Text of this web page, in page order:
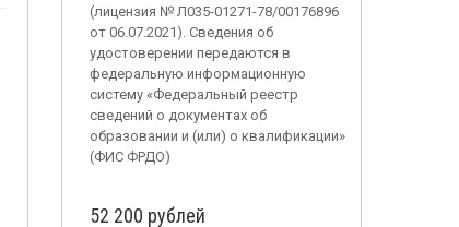
(лицензия № Л035-01271-78/00176896
от 06.07.2021). Сведения об
удостоверении передаются в
федеральную информационную
систему «Федеральный реестр
сведений о документах об
образовании и (или) о квалификации»
(ФИС ФРДО)
52 200 рублей